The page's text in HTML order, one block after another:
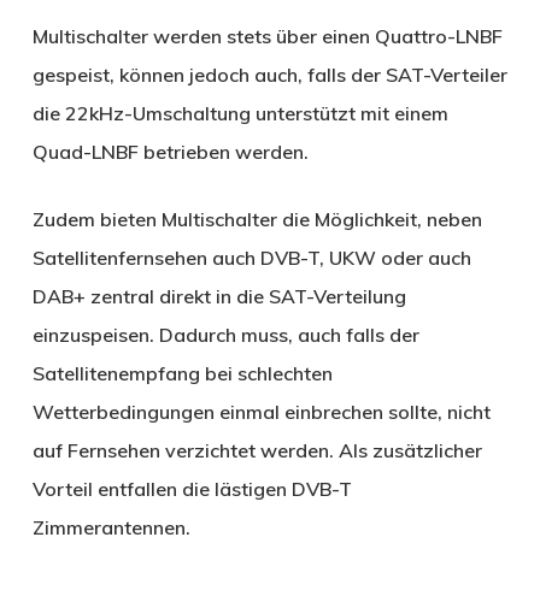
Multischalter werden stets über einen Quattro-LNBF
gespeist, können jedoch auch, falls der SAT-Verteiler
die 22kHz-Umschaltung unterstützt mit einem
Quad-LNBF betrieben werden.
Zudem bieten Multischalter die Möglichkeit, neben
Satellitenfernsehen auch DVB-T, UKW oder auch
DAB+ zentral direkt in die SAT-Verteilung
einzuspeisen. Dadurch muss, auch falls der
Satellitenempfang bei schlechten
Wetterbedingungen einmal einbrechen sollte, nicht
auf Fernsehen verzichtet werden. Als zusätzlicher
Vorteil entfallen die lästigen DVB-T
Zimmerantennen.